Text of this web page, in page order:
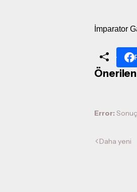
İmparator
Önerilen
Error:
Daha yeni